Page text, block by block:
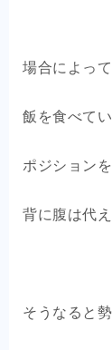
場合によっ
飯を食べて
ポジション
背に腹は代
そうなると